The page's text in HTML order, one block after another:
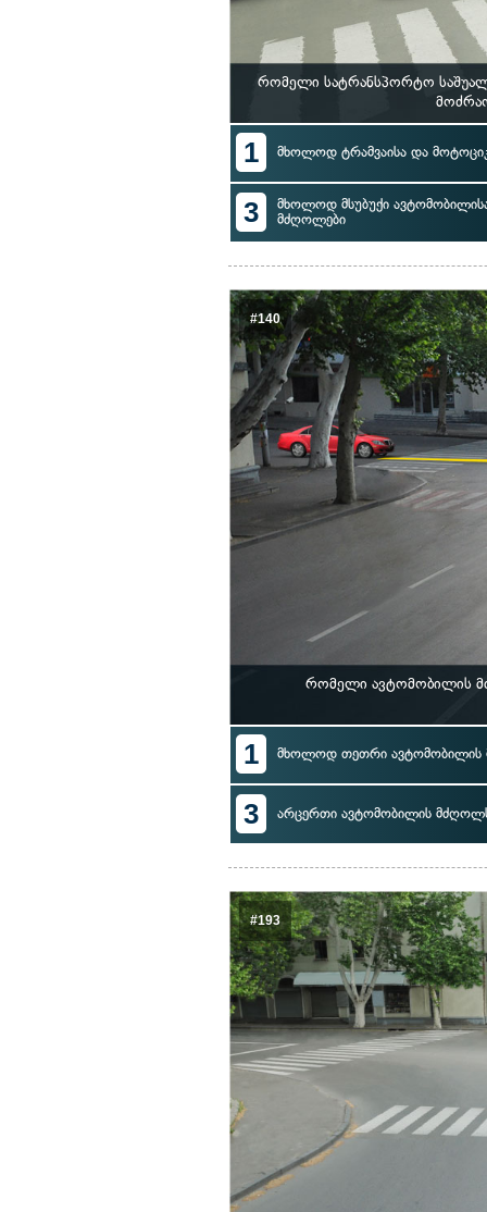
რომელი სატრანსპორტო
1 მხოლოდ ტრამვაისა და
3
მხოლოდ მსუბუქი
მძღოლები
#140
რომელი ავტომობილის
1 მხოლოდ თეთრი ავტომობილის
3 არცერთი ავტომობილის
#193